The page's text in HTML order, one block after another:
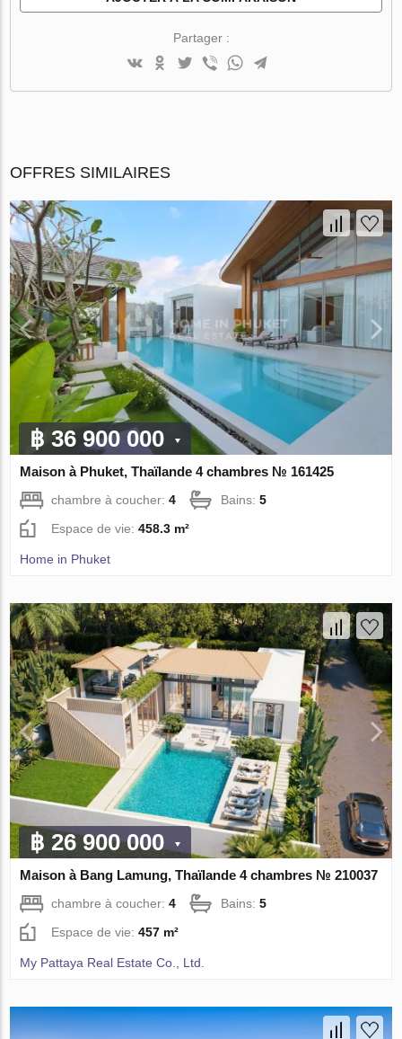
Partager :
OFFRES SIMILAIRES
฿ 36 900 000
Maison à Phuket, Thaïlande 4 chambres № 161425
chambre à coucher:4 Bains:5
Espace de vie:458.3 m²
Home in Phuket
฿ 26 900 000
Maison à Bang Lamung, Thaïlande 4 chambres № 210037
chambre à coucher:4 Bains:5
Espace de vie:457 m²
My Pattaya Real Estate Co., Ltd.